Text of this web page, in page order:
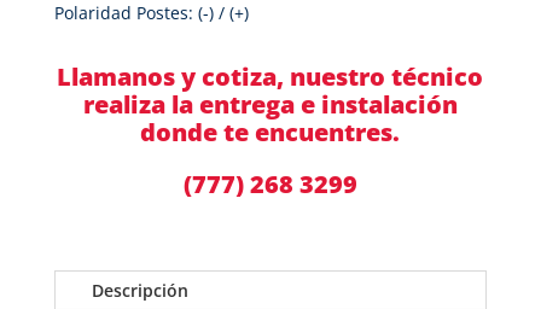
Polaridad Postes: (-) / (+)
Llamanos y cotiza, nuestro técnico
realiza la entrega e instalación
donde te encuentres.
(777) 268 3299
Descripción